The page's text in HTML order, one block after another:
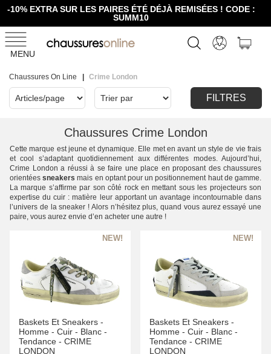
-10% EXTRA SUR LES PAIRES ÉTÉ DÉJÀ REMISÉES ! CODE :
SUMM10
MENU
Chaussures On Line Crime London
FILTRES
Chaussures Crime London
Cette marque est jeune et dynamique. Elle met en avant un style de vie frais
et cool s’adaptant quotidiennement aux différentes modes. Aujourd’hui,
Crime London a réussi à se faire une place en proposant des chaussures
orientéessneakers mais en optant pour un positionnement haut de gamme.
La marque s’affirme par son côté rock en mettant sous les projecteurs son
expertise du cuir : matière leur apportant un avantage incontournable dans
l’univers de la sneaker ! Alors n’hésitez plus, quand vous aurez essayé une
paire, vous aurez envie d’en acheter une autre !
Baskets Et Sneakers -
Homme - Cuir - Blanc -
Tendance - CRIME
LONDON
Baskets Et Sneakers -
Homme - Cuir - Blanc -
Tendance - CRIME
LONDON